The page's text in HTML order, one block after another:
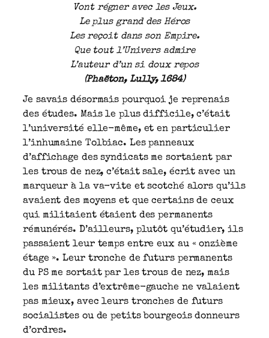
Vont régner avec les Jeux.
Le plus grand des Héros
Les reçoit dans son Empire.
Que tout l’Univers admire
L’auteur d’un si doux repos
(Phaëton, Lully, 1684)
Je savais désormais pourquoi je reprenais
des études. Mais le plus difficile, c’était
l’université elle-même, et en particulier
l’inhumaine Tolbiac. Les panneaux
d’affichage des syndicats me sortaient par
les trous de nez, c’était sale, écrit avec un
marqueur à la va-vite et scotché alors qu’ils
avaient des moyens et que certains de ceux
qui militaient étaient des permanents
rémunérés. D’ailleurs, plutôt qu’étudier, ils
passaient leur temps entre eux au « onzième
étage ». Leur tronche de futurs permanents
du PS me sortait par les trous de nez, mais
les militants d’extrême-gauche ne valaient
pas mieux, avec leurs tronches de futurs
socialistes ou de petits bourgeois donneurs
d’ordres.